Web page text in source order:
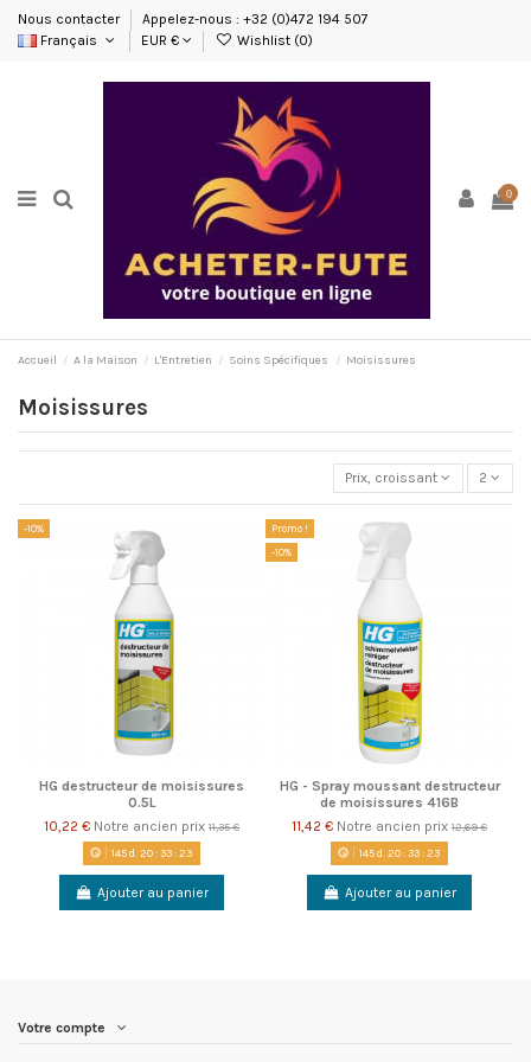
Nous contacter
Appelez-nous : +32 (0)472 194 507
Français
EUR € Wishlist (0)
0
Accueil A la Maison L'Entretien Soins Spécifiques Moisissures
Moisissures
Prix, croissant 2
-10%
HG destructeur de moisissures
0.5L
10,22 € Notre ancien prix 11,35 €
145d. 20:33:23
Ajouter au panier
Promo !
-10%
HG - Spray moussant destructeur
de moisissures 416B
11,42 € Notre ancien prix 12,69 €
145d. 20:33:23
Ajouter au panier
Votre compte